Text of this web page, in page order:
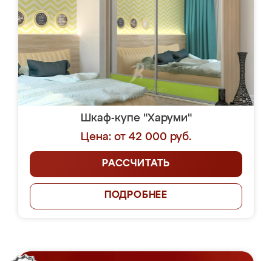
Шкаф-купе "Харуми"
Цена: от 42 000 руб.
РАССЧИТАТЬ
ПОДРОБНЕЕ